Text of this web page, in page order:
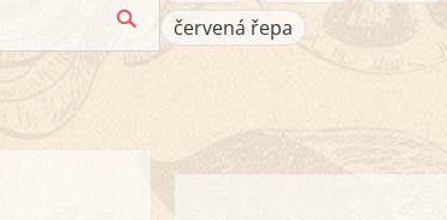
červená řepa